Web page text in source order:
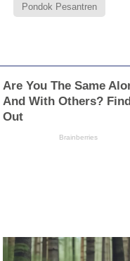
Pondok Pesantren